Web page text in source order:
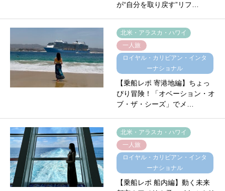
が“自分を取り戻す”リフ…
北米・アラスカ・ハワイ
一人旅
ロイヤル・カリビアン・インタ
ーナショナル
【乗船レポ 寄港地編】ちょっ
ぴり冒険！「オベーション・オ
ブ・ザ・シーズ」でメ…
北米・アラスカ・ハワイ
一人旅
ロイヤル・カリビアン・インタ
ーナショナル
【乗船レポ 船内編】動く未来